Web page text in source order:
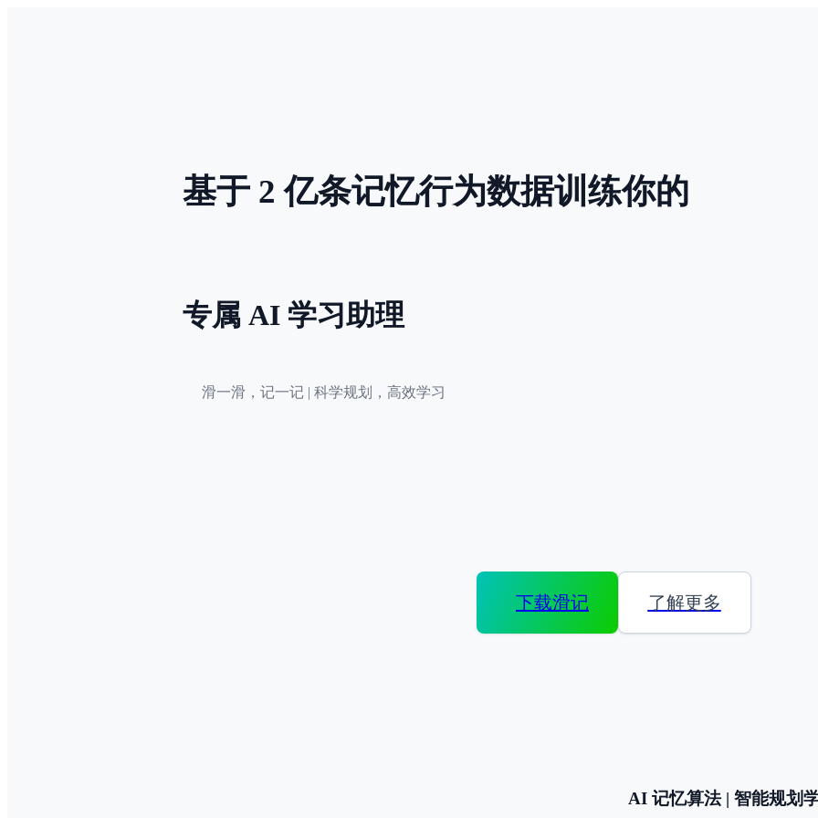
基于 2 亿条记忆行为数据训练你的
专属 AI 学习助理
滑一滑，记一记 | 科学规划，高效学习
下载滑记 了解更多
AI 记忆算法 | 智能规划